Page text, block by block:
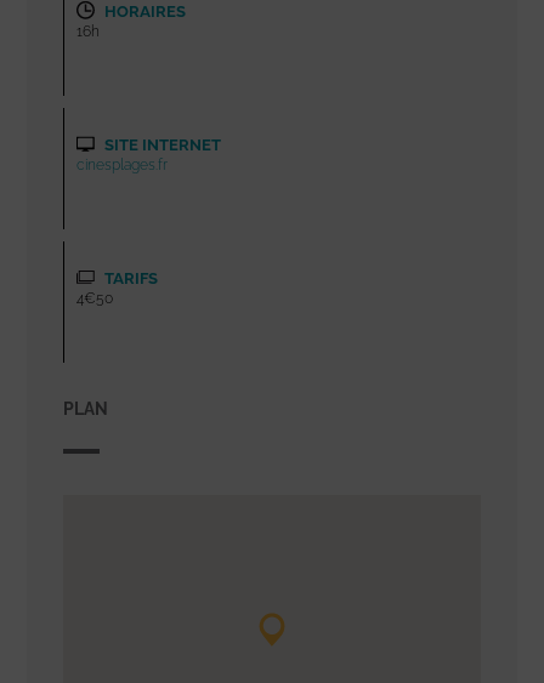
HORAIRES
16h
SITE INTERNET
cinesplages.fr
TARIFS
4€50
PLAN